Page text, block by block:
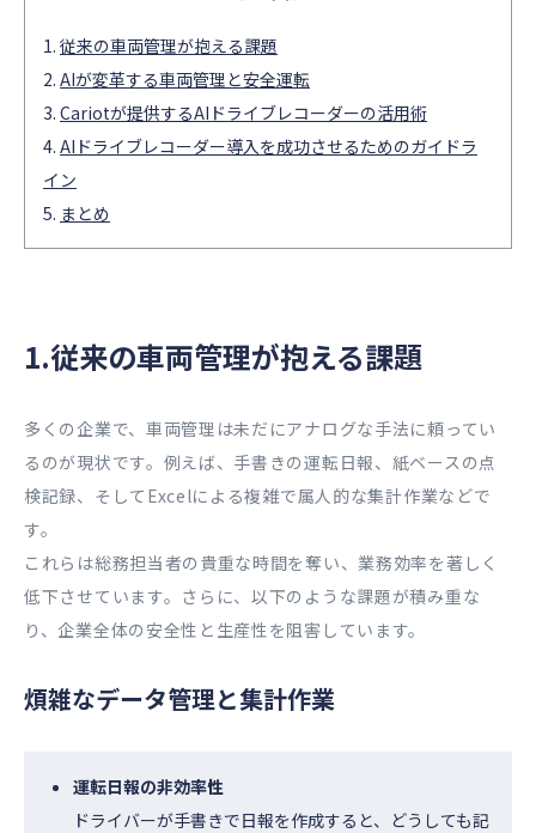
従来の車両管理が抱える課題
AIが変革する車両管理と安全運転
Cariotが提供するAIドライブレコーダーの活用術
AIドライブレコーダー導入を成功させるためのガイドラ
イン
まとめ
1.従来の車両管理が抱える課題
多くの企業で、車両管理は未だにアナログな手法に頼ってい
るのが現状です。例えば、手書きの運転日報、紙ベースの点
検記録、そしてExcelによる複雑で属人的な集計作業などで
す。
これらは総務担当者の貴重な時間を奪い、業務効率を著しく
低下させています。さらに、以下のような課題が積み重な
り、企業全体の安全性と生産性を阻害しています。
煩雑なデータ管理と集計作業
運転日報の非効率性
ドライバーが手書きで日報を作成すると、どうしても記